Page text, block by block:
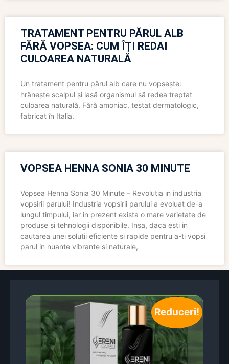
TRATAMENT PENTRU PĂRUL ALB
FĂRĂ VOPSEA: CUM ÎȚI REDAI
CULOAREA NATURALĂ
Un tratament pentru părul alb care nu vopsește:
hrănește scalpul și lasă organismul să redea treptat
culoarea naturală. Fără amoniac, testat dermatologic,
fabricat în Italia.
VOPSEA HENNA SONIA 30 MINUTE
Vopsea Henna Sonia 30 Minute – Revolutia in industria
vopsirii parului! Industria vopsirii parului a evoluat de-a
lungul timpului, iar in prezent exista o mare varietate de
produse si tehnologii disponibile. Insa, daca esti in
cautarea unei solutii eficiente si rapide pentru a-ti vopsi
parul in nuante vibrante si naturale,
Reduceri!